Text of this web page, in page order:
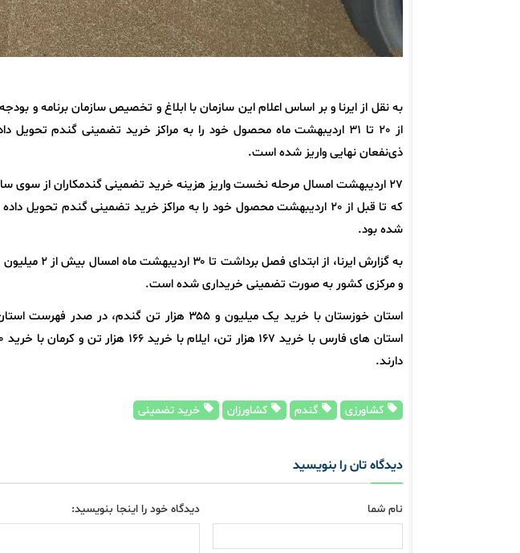
به نقل از ایرنا و بر اساس اعلام این سازمان با ابلاغ و تخصیص سازمان برنامه و
از ٢٠ تا ٣١ اردیبهشت ماه محصول خود را به مراکز خرید تضمینی گندم
ذی‌نفعان نهایی واریز شده است.
۲۷ اردیبهشت امسال مرحله نخست واریز هزینه خرید تضمینی گندمکاران از سوی
شده بود.
و مرکزی کشور به صورت تضمینی خریداری شده است.
استان خوزستان با خرید یک میلیون و ۳۵۵ هزار تن
دارند.
کشاورزی گندم کشاورزان خرید تضمینی
دیدگاه تان را بنویسید
نام شما دیدگاه خود را اینجا بنویسید: